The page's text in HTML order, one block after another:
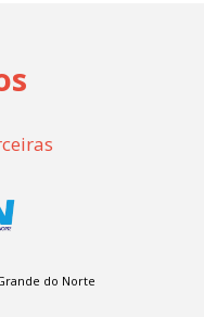
do Norte